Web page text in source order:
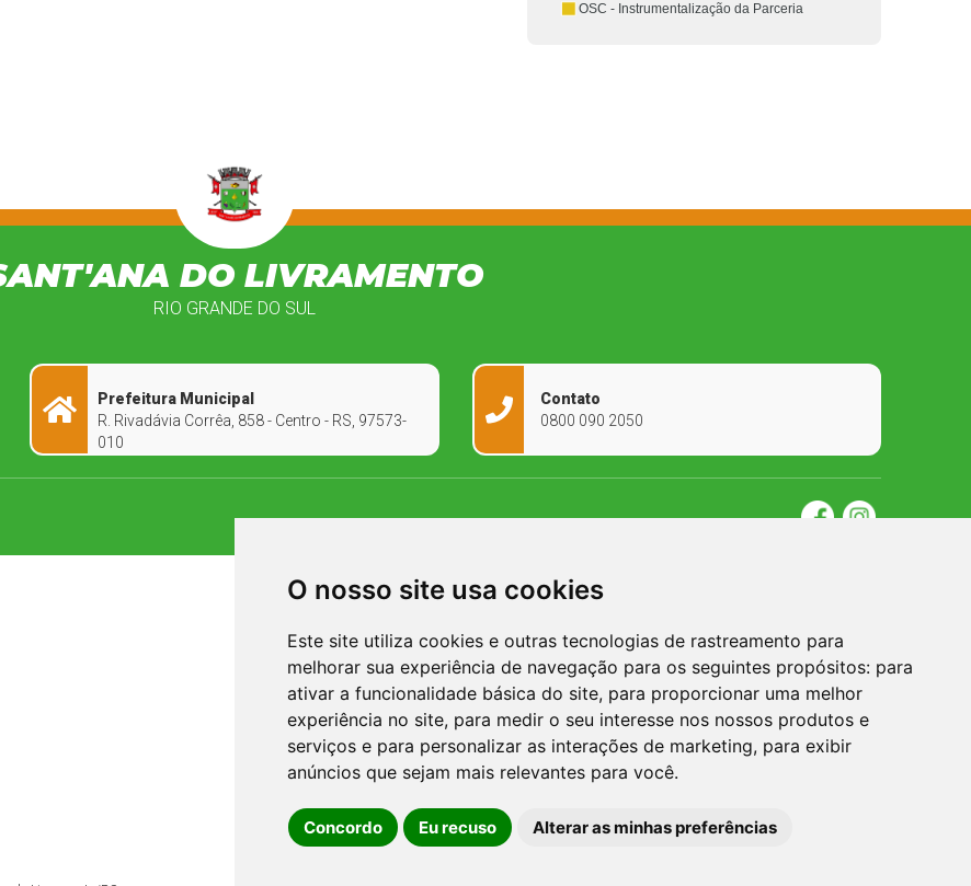
O nosso site usa cookies
Este site utiliza cookies e outras tecnologias de rastreamento para
melhorar sua experiência de navegação para os seguintes propósitos: para
ativar a funcionalidade básica do site, para proporcionar uma melhor
experiência no site, para medir o seu interesse nos nossos produtos e
serviços e para personalizar as interações de marketing, para exibir
anúncios que sejam mais relevantes para você.
Concordo Eu recuso Alterar as minhas preferências
OSC - Instrumentalização da Parceria
DO LIVRAMENTO
RIO GRANDE DO SUL
Prefeitura Municipal
R. Rivadávia Corrêa, 858 - Centro - RS, 97573-
010
Contato
0800 090 2050